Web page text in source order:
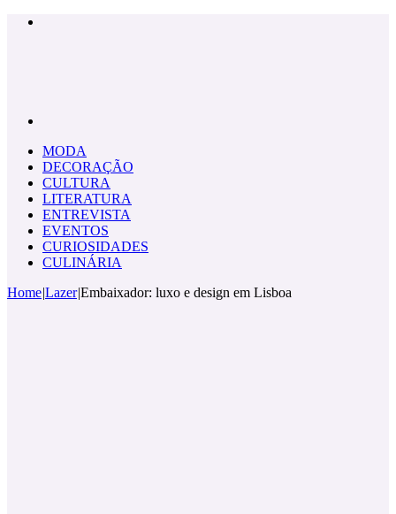
MODA
DECORAÇÃO
CULTURA
LITERATURA
ENTREVISTA
EVENTOS
CURIOSIDADES
CULINÁRIA
Home|Lazer|Embaixador: luxo e design em Lisboa